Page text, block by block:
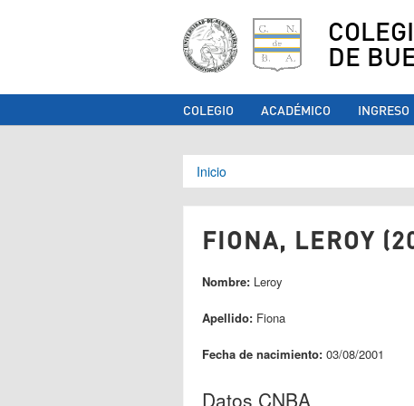
DE
COLEGIO ACADÉMICO INGRESO
Se encuentra
Inicio
FIONA, LEROY
Nombre: Leroy
Apellido: Fiona
Fecha de nacimiento: 03/08/2001
Datos CNBA